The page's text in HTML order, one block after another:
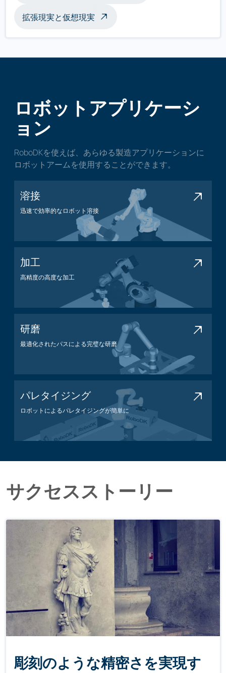
拡張現実と仮想現実
ロボットアプリケーシ
ョン
RoboDKを使えば、あらゆる製造アプリケーションに
ロボットアームを使用することができます。
溶接
迅速で効率的なロボット溶接
溶接アプリケーション
加工
高精度の高度な加工
加工アプリケーション
研磨
最適化されたパスによる完璧な研磨
パレタイジング
ロボットによるパレタイジングが簡単に
パレタイジングアプリケーション
サクセスストーリー
彫刻のような精密さを実現す